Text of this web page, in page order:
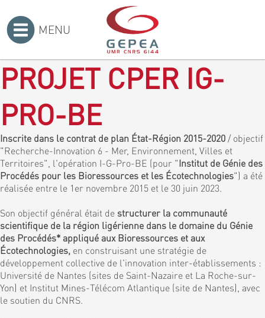
MENU
PROJET CPER IG-
PRO-BE
Inscrite dans le contrat de plan État-Région 2015-2020 / objectif
"Recherche-Innovation 6 - Mer, Environnement, Villes et
Territoires", l'opération I-G-Pro-BE (pour "Institut de Génie des
Procédés pour les Bioressources et les Écotechnologies") a été
réalisée entre le 1er novembre 2015 et le 30 juin 2023.
Son objectif général était de structurer la communauté
scientifique de la région ligérienne dans le domaine du Génie
des Procédés* appliqué aux Bioressources et aux
Écotechnologies, en construisant une stratégie de
développement collective de l'innovation inter-établissements :
Université de Nantes (sites de Saint-Nazaire et La Roche-sur-
Yon) et Institut Mines-Télécom Atlantique (site de Nantes), avec
le soutien du CNRS.